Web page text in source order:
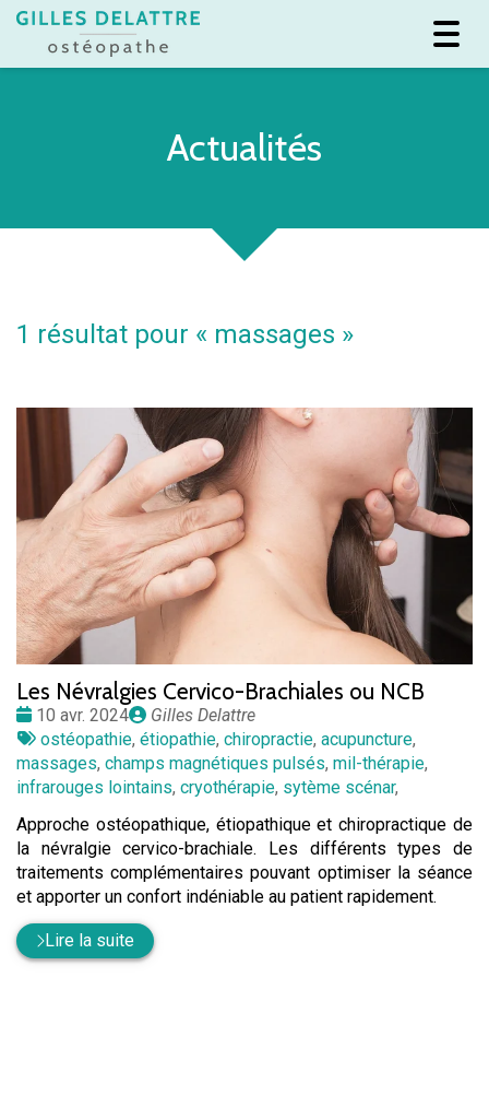
Actualités
1 résultat pour « massages »
Les Névralgies Cervico-Brachiales ou NCB
Date
:
10 avr. 2024
Publié
par
Gilles Delattre
Tags
:
ostéopathie, étiopathie, chiropractie, acupuncture,
massages, champs magnétiques pulsés, mil-thérapie,
infrarouges lointains, cryothérapie, sytème scénar,
Approche ostéopathique, étiopathique et chiropractique de
la névralgie cervico-brachiale. Les différents types de
traitements complémentaires pouvant optimiser la séance
et apporter un confort indéniable au patient rapidement.
Lire la suite